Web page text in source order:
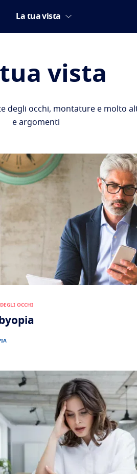
tua vista
degli occhi, montature e molto
e argomenti
OCCHI